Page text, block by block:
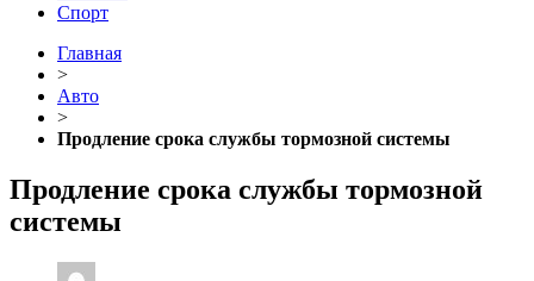
Спорт
Главная
>
Авто
>
Продление срока службы тормозной системы
Продление срока службы тормозной
системы